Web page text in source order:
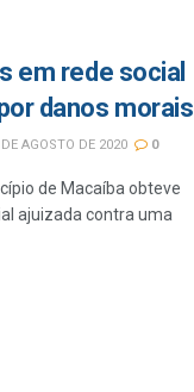
em rede social
danos morais
AGOSTO DE 2020 0
de Macaíba obteve
ajuizada contra uma